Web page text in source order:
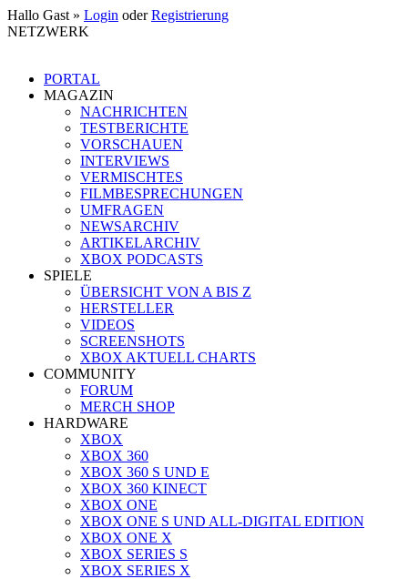
Hallo Gast » Login oderRegistrierung
NETZWERK
PORTAL
MAGAZIN
NACHRICHTEN
TESTBERICHTE
VORSCHAUEN
INTERVIEWS
VERMISCHTES
FILMBESPRECHUNGEN
UMFRAGEN
NEWSARCHIV
ARTIKELARCHIV
XBOX PODCASTS
SPIELE
ÜBERSICHT VON A BIS Z
HERSTELLER
VIDEOS
SCREENSHOTS
XBOX AKTUELL CHARTS
COMMUNITY
FORUM
MERCH SHOP
HARDWARE
XBOX
XBOX 360
XBOX 360 S UND E
XBOX 360 KINECT
XBOX ONE
XBOX ONE S UND ALL-DIGITAL EDITION
XBOX ONE X
XBOX SERIES S
XBOX SERIES X